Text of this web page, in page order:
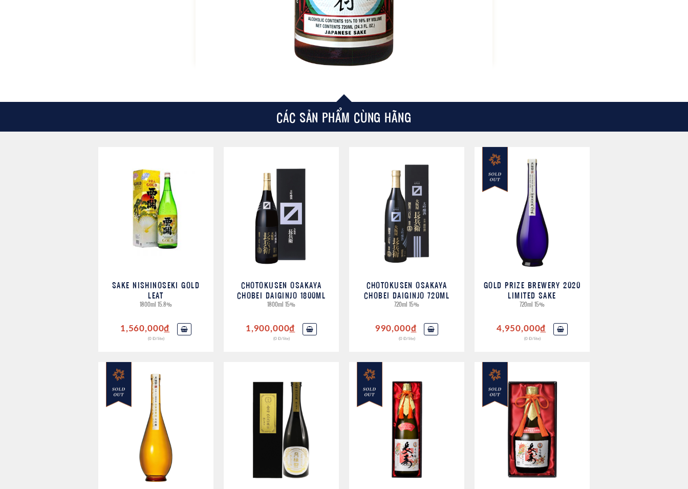
CÁC SẢN PHẨM CÙNG HÃNG
SAKE NISHINOSEKI GOLD
LEAT
1800ml 15.8%
1,560,000đ
(0 Đ/lite)
CHOTOKUSEN OSAKAYA
CHOBEI DAIGINJO 1800ML
1800ml 15%
1,900,000đ
(0 Đ/lite)
CHOTOKUSEN OSAKAYA
CHOBEI DAIGINJO 720ML
720ml 15%
990,000đ
(0 Đ/lite)
GOLD PRIZE BREWERY 2020
LIMITED SAKE
720ml 15%
4,950,000đ
(0 Đ/lite)